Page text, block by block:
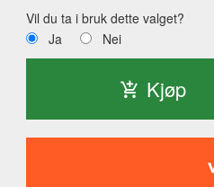
Vil du ta i bruk dette valget?
Ja
Nei
Kjøp